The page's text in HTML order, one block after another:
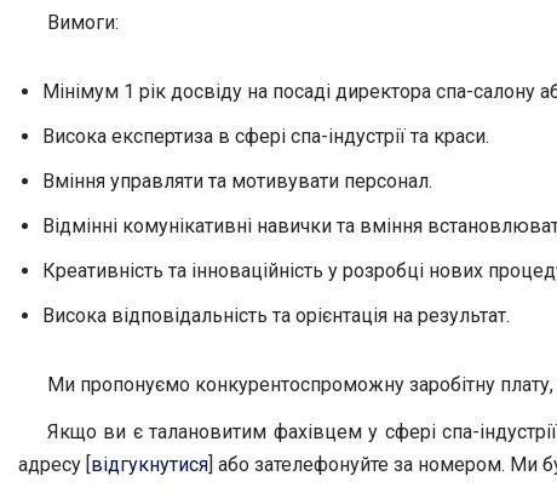
Вимоги:
Мінімум 1 рік досвіду на посаді директора спа-салону
Висока експертиза в сфері спа-індустрії та краси.
Вміння управляти та мотивувати персонал.
Відмінні комунікативні навички та вміння
Креативність та інноваційність у розробці нових
Висока відповідальність та орієнтація на результат.
Ми пропонуємо конкурентоспроможну заробітну плату,
Якщо ви є талановитим фахівцем у сфері спа-
адресу [відгукнутися] або зателефонуйте за номером. Ми